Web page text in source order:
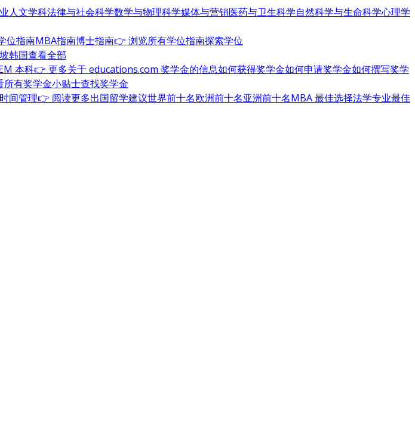
人文学科法律与社会科学数学与物理科学媒体与营销医药与卫生科学自然科学与生命科学心理学
位指南MBA指南博士指南👉 浏览所有学位指南探索学位
韩国查看全部
本科👉 更多关于 educations.com 奖学金的信息如何获得奖学金如何申请奖学金如何撰写奖学
有奖学金小贴士查找奖学金
间管理👉 阅读更多出国留学建议世界前十名欧洲前十名亚洲前十名MBA 最佳选择法学专业最佳